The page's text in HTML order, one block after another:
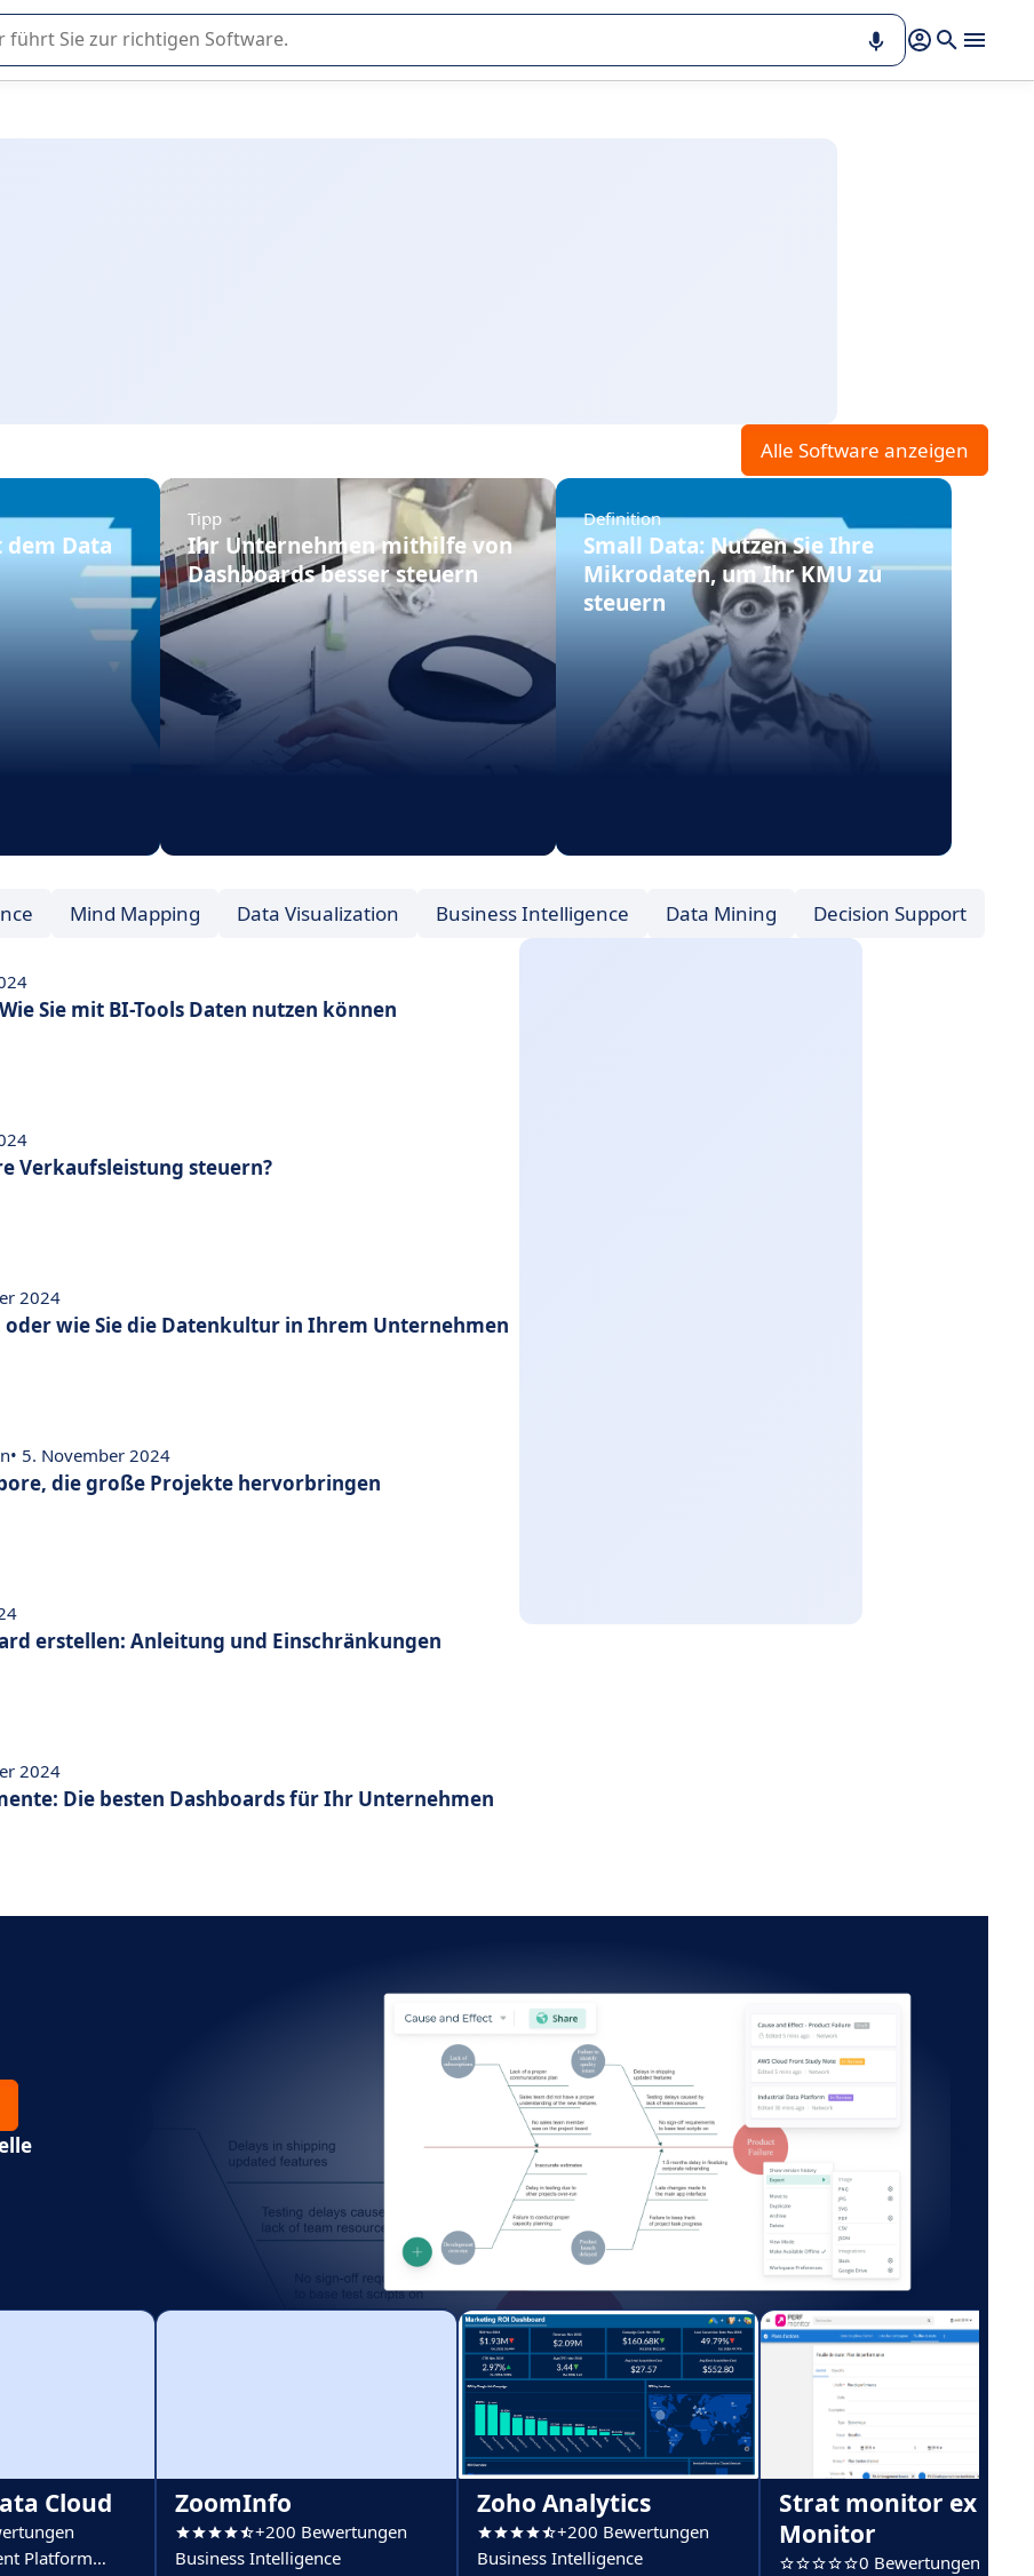
oder Auswahl von SaaS-Software in Unternehmen.
Alle Software anzeigen
Data
Tipp
Ihr Unternehmen mithilfe von
Dashboards besser steuern
Definition
Small Data: Nutzen Sie Ihre
Mikrodaten, um Ihr KMU zu
steuern
Mind Mapping Data Visualization Business Intelligence Data Mining Decision Support
Sie mit BI-Tools Daten nutzen können
Verkaufsleistung steuern?
2024
wie Sie die Datenkultur in Ihrem Unternehmen
• 5. November 2024
die große Projekte hervorbringen
erstellen: Anleitung und Einschränkungen
2024
Die besten Dashboards für Ihr Unternehmen
Cloud
Platform
ZoomInfo
+200 Bewertungen
Business Intelligence
Zoho Analytics
+200 Bewertungen
Business Intelligence
Strat monitor ex Perf
Monitor
0 Bewertungen